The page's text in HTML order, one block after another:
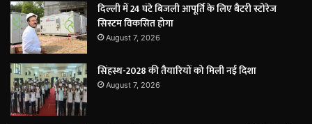
दिल्ली में 24 घंटे बिजली आपूर्ति के लिए बैटरी स्टोरेज
सिस्टम विकसित होगा
August 7, 2026
सिंहस्थ-2028 की तैयारियों को मिली नई दिशा
August 7, 2026